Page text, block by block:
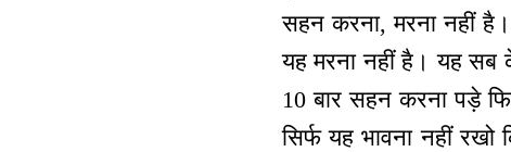
सहन करना, मरना नहीं
यह मरना नहीं है। यह सब
10 बार सहन करना पड़े
सिर्फ यह भावना नहीं